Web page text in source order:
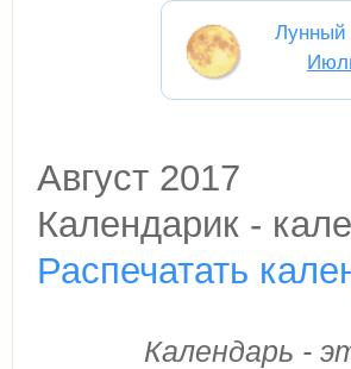
Лунный
Август 2017
Календарик -
Распечатать
Календарь -